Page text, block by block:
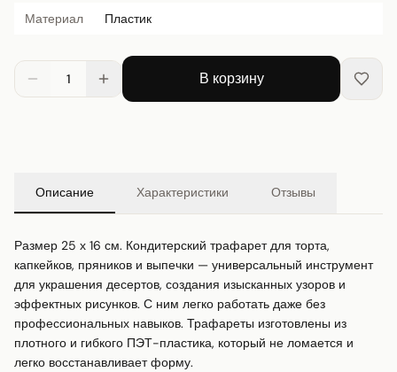
Материал
Пластик
1 В корзину
Описание Характеристики Отзывы
Размер 25 х 16 см. Кондитерский трафарет для торта,
капкейков, пряников и выпечки — универсальный инструмент
для украшения десертов, создания изысканных узоров и
эффектных рисунков. С ним легко работать даже без
профессиональных навыков. Трафареты изготовлены из
плотного и гибкого ПЭТ-пластика, который не ломается и
легко восстанавливает форму.